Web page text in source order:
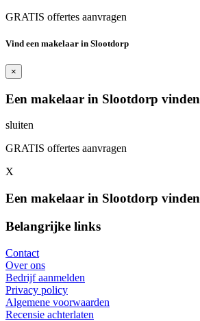
GRATIS offertes aanvragen
Vind een makelaar in Slootdorp
×
Een makelaar in Slootdorp vinden
sluiten
GRATIS offertes aanvragen
X
Een makelaar in Slootdorp vinden
Belangrijke links
Contact
Over ons
Bedrijf aanmelden
Privacy policy
Algemene voorwaarden
Recensie achterlaten